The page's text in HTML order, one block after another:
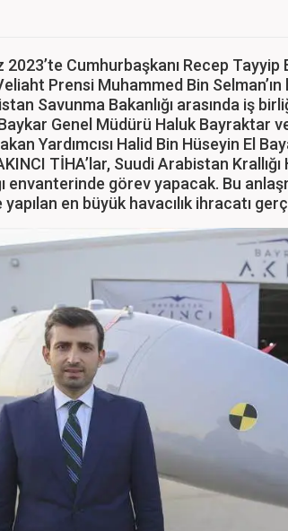
2023’te Cumhurbaşkanı Recep Tayyip
Prensi Muhammed Bin
Savunma Bakanlığı arasında iş
Genel Müdürü Haluk Bayraktar
Yardımcısı Halid Bin Hüseyin El
TİHA’lar, Suudi Arabistan
envanterinde görev yapacak. Bu
en büyük havacılık ihracatı